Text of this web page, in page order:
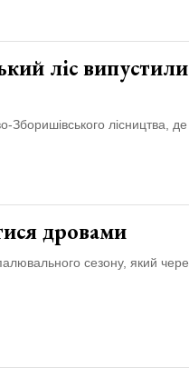
ліс випустили
Зборишівського лісництва,
дровами
сезону, який